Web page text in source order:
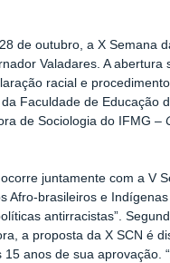
imagens
de outubro, a X Semana
Valadares. A
racial e
Faculdade de Educação
de Sociologia do IFMG –
juntamente com a V
Afro-brasileiros e
antirracistas”.
a proposta da X SCN é
anos de sua aprovação.